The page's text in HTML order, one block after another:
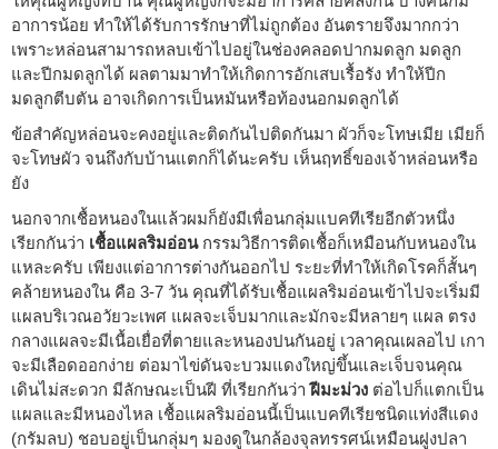
อาการน้อย ทำให้ได้รับการรักษาที่ไม่ถูกต้อง อันตรายจึงมากกว่า
เพราะหล่อนสามารถหลบเข้าไปอยู่ในช่องคลอดปากมดลูก มดลูก
และปีกมดลูกได้ ผลตามมาทำให้เกิดการอักเสบเรื้อรัง ทำให้ปีก
มดลูกตีบตัน อาจเกิดการเป็นหมันหรือท้องนอกมดลูกได้
ข้อสำคัญหล่อนจะคงอยู่และติดกันไปติดกันมา ผัวก็จะโทษเมีย เมียก็
จะโทษผัว จนถึงกับบ้านแตกก็ได้นะครับ เห็นฤทธิ์ของเจ้าหล่อนหรือ
ยัง
นอกจากเชื้อหนองในแล้วผมก็ยังมีเพื่อนกลุ่มแบคทีเรียอีกตัวหนึ่ง
เรียกกันว่า เชื้อแผลริมอ่อน กรรมวิธีการติดเชื้อก็เหมือนกับหนองใน
แหละครับ เพียงแต่อาการต่างกันออกไป ระยะที่ทำให้เกิดโรคก็สั้นๆ
คล้ายหนองใน คือ 3-7 วัน คุณที่ได้รับเชื้อแผลริมอ่อนเข้าไปจะเริ่มมี
แผลบริเวณอวัยวะเพศ แผลจะเจ็บมากและมักจะมีหลายๆ แผล ตรง
กลางแผลจะมีเนื้อเยื่อที่ตายและหนองปนกันอยู่ เวลาคุณเผลอไป เกา
จะมีเลือดออกง่าย ต่อมาไข่ดันจะบวมแดงใหญ่ขึ้นและเจ็บจนคุณ
เดินไม่สะดวก มีลักษณะเป็นฝี ที่เรียกกันว่า ฝีมะม่วง ต่อไปก็แตกเป็น
แผลและมีหนองไหล เชื้อแผลริมอ่อนนี้เป็นแบคทีเรียชนิดแท่งสีแดง
(กรัมลบ) ชอบอยู่เป็นกลุ่มๆ มองดูในกล้องจุลทรรศน์เหมือนฝูงปลา